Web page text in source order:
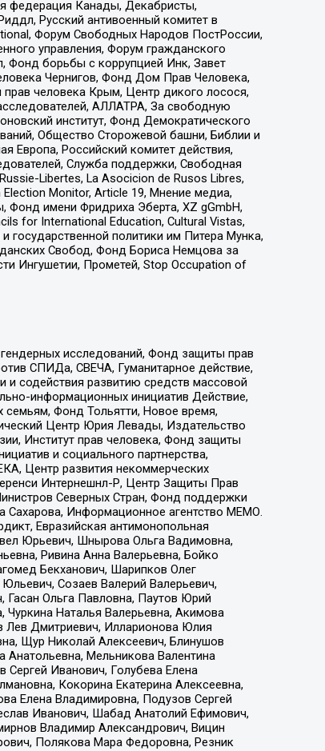
федерация Канады, Декабристы,
Русский антивоенный комитет в
Форум Свободных Народов ПостРоссии,
управления, Форум гражданского
Фонд борьбы с коррупцией Инк, Завет
Чернигов, Фонд Дом Прав Человека,
человека Крым, Центр дикого лосося,
АЛЛАТРА, За свободную
институт, Фонд Демократического
Общество Сторожевой башни, Библии и
Европа, Российский комитет действия,
Служба поддержки, Свободная
Libertes, La Asocicion de Rusos Libres,
Monitor, Article 19, Мнение медиа,
Фонд имени Фридриха Эберта, XZ gGmbH,
for International Education, Cultural Vistas,
политики им Питера Мунка,
Свобод, Фонд Бориса Немцова за
Ингушетии, Прометей, Stop Occupation of
исследований, Фонд защиты прав
СПИДа, СВЕЧА, Гуманитарное действие,
содействия развитию средств массовой
информационных инициатив Действие,
Фонд Тольятти, Новое время,
Центр Юрия Левады, Издательство
Институт прав человека, Фонд защиты
и социального партнерства,
Центр развития некоммерческих
Интернешнл-Р, Центр Защиты Прав
Северных Стран, Фонд поддержки
Сахарова, Информационное агентство МЕМО.
Евразийская антимонопольная
Юрьевич, Шнырова Ольга Вадимовна,
Ривина Анна Валерьевна, Бойко
Бекханович, Шарипков Олег
Созаев Валерий Валерьевич,
Гасан Ольга Павловна, Паутов Юрий
Наталья Валерьевна, Акимова
Лев Дмитриевич, Илларионова Юлия
Щур Николай Алексеевич, Блинушов
Мельникова Валентина
Иванович, Голубева Елена
Кокорина Екатерина Алексеевна,
Елена Владимировна, Подузов Сергей
Иванович, Шабад Анатолий Ефимович,
Владимир Александрович, Вицин
Полякова Мара Федоровна, Резник